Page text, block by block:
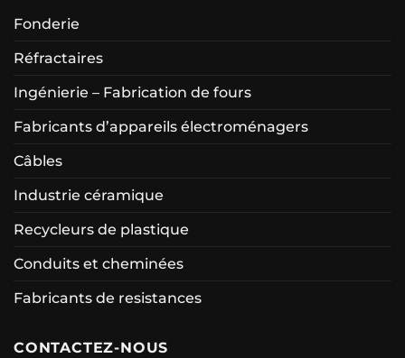
Fonderie
Réfractaires
Ingénierie – Fabrication de fours
Fabricants d’appareils électroménagers
Câbles
Industrie céramique
Recycleurs de plastique
Conduits et cheminées
Fabricants de resistances
CONTACTEZ-NOUS